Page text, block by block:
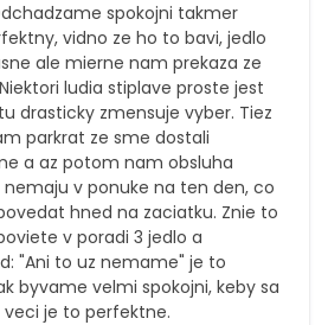
spokojni takmer
vidno ze ho to bavi, jedlo
ale mierne nam prekaza ze
ludia stiplave proste jest
drasticky zmensuje vyber. Tiez
parkrat ze sme dostali
a az potom nam obsluha
v ponuke na ten den, co
hned na zaciatku. Znie to
v poradi 3 jedlo a
"Ani to uz nemame" je to
byvame velmi spokojni, keby sa
je to perfektne.